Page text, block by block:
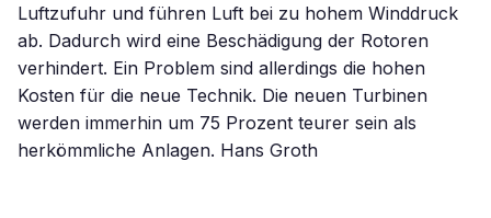
Luftzufuhr und führen Luft bei zu hohem Winddruck
ab. Dadurch wird eine Beschädigung der Rotoren
verhindert. Ein Problem sind allerdings die hohen
Kosten für die neue Technik. Die neuen Turbinen
werden immerhin um 75 Prozent teurer sein als
herkömmliche Anlagen. Hans Groth